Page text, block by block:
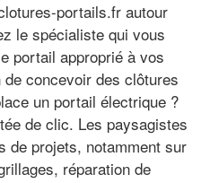
portails.fr autour
le spécialiste qui vous
portail approprié à vos
concevoir des clôtures
un portail électrique ?
de clic. Les paysagistes
de projets, notamment sur
réparation de